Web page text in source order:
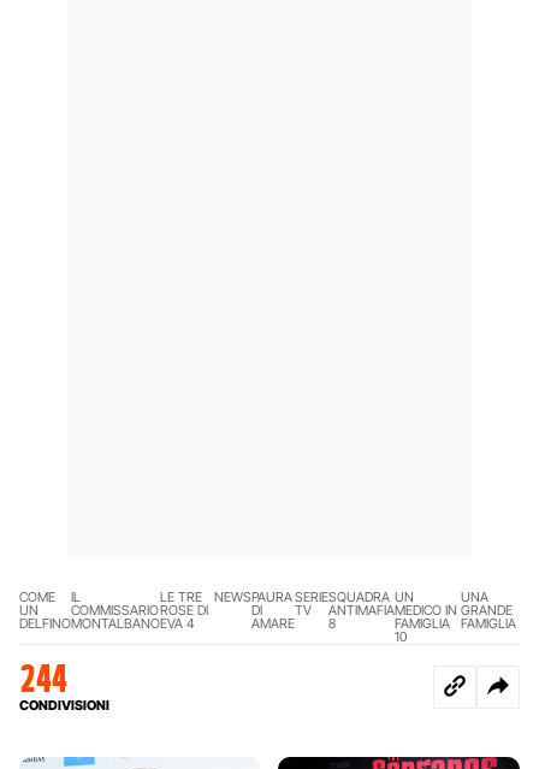
COME
UN
DELFINO
IL
COMMISSARIO
MONTALBANO
LE TRE
ROSE DI
EVA 4
NEWSPAURA
DI
AMARE
SERIE
TV
SQUADRA
ANTIMAFIA
8
UN
MEDICO IN
FAMIGLIA
10
UNA
GRANDE
FAMIGLIA
244
CONDIVISIONI